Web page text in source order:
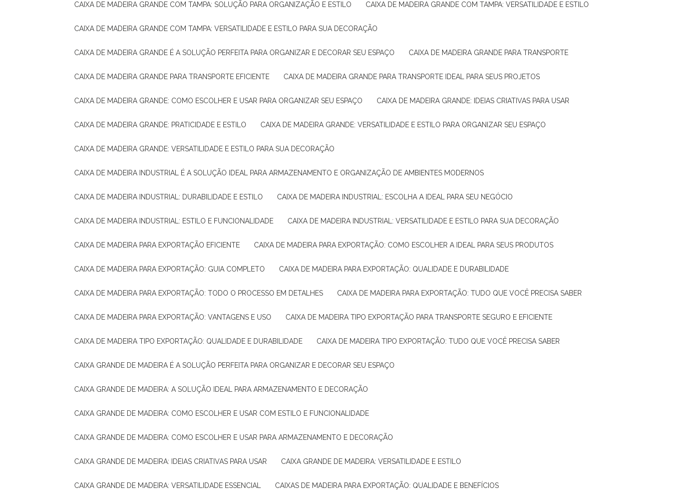
CAIXA DE MADEIRA GRANDE COM TAMPA: SOLUÇÃO PARA ORGANIZAÇÃO E ESTILO CAIXA DE MADEIRA GRANDE COM TAMPA: VERSATILIDADE E ESTILO
CAIXA DE MADEIRA GRANDE COM TAMPA: VERSATILIDADE E ESTILO PARA SUA DECORAÇÃO
CAIXA DE MADEIRA GRANDE É A SOLUÇÃO PERFEITA PARA ORGANIZAR E DECORAR SEU ESPAÇO CAIXA DE MADEIRA GRANDE PARA TRANSPORTE
CAIXA DE MADEIRA GRANDE PARA TRANSPORTE EFICIENTE CAIXA DE MADEIRA GRANDE PARA TRANSPORTE IDEAL PARA SEUS PROJETOS
CAIXA DE MADEIRA GRANDE: COMO ESCOLHER E USAR PARA ORGANIZAR SEU ESPAÇO CAIXA DE MADEIRA GRANDE: IDEIAS CRIATIVAS PARA USAR
CAIXA DE MADEIRA GRANDE: PRATICIDADE E ESTILO CAIXA DE MADEIRA GRANDE: VERSATILIDADE E ESTILO PARA ORGANIZAR SEU ESPAÇO
CAIXA DE MADEIRA GRANDE: VERSATILIDADE E ESTILO PARA SUA DECORAÇÃO
CAIXA DE MADEIRA INDUSTRIAL É A SOLUÇÃO IDEAL PARA ARMAZENAMENTO E ORGANIZAÇÃO DE AMBIENTES MODERNOS
CAIXA DE MADEIRA INDUSTRIAL: DURABILIDADE E ESTILO CAIXA DE MADEIRA INDUSTRIAL: ESCOLHA A IDEAL PARA SEU NEGÓCIO
CAIXA DE MADEIRA INDUSTRIAL: ESTILO E FUNCIONALIDADE CAIXA DE MADEIRA INDUSTRIAL: VERSATILIDADE E ESTILO PARA SUA DECORAÇÃO
CAIXA DE MADEIRA PARA EXPORTAÇÃO EFICIENTE CAIXA DE MADEIRA PARA EXPORTAÇÃO: COMO ESCOLHER A IDEAL PARA SEUS PRODUTOS
CAIXA DE MADEIRA PARA EXPORTAÇÃO: GUIA COMPLETO CAIXA DE MADEIRA PARA EXPORTAÇÃO: QUALIDADE E DURABILIDADE
CAIXA DE MADEIRA PARA EXPORTAÇÃO: TODO O PROCESSO EM DETALHES CAIXA DE MADEIRA PARA EXPORTAÇÃO: TUDO QUE VOCÊ PRECISA SABER
CAIXA DE MADEIRA PARA EXPORTAÇÃO: VANTAGENS E USO CAIXA DE MADEIRA TIPO EXPORTAÇÃO PARA TRANSPORTE SEGURO E EFICIENTE
CAIXA DE MADEIRA TIPO EXPORTAÇÃO: QUALIDADE E DURABILIDADE CAIXA DE MADEIRA TIPO EXPORTAÇÃO: TUDO QUE VOCÊ PRECISA SABER
CAIXA GRANDE DE MADEIRA É A SOLUÇÃO PERFEITA PARA ORGANIZAR E DECORAR SEU ESPAÇO
CAIXA GRANDE DE MADEIRA: A SOLUÇÃO IDEAL PARA ARMAZENAMENTO E DECORAÇÃO
CAIXA GRANDE DE MADEIRA: COMO ESCOLHER E USAR COM ESTILO E FUNCIONALIDADE
CAIXA GRANDE DE MADEIRA: COMO ESCOLHER E USAR PARA ARMAZENAMENTO E DECORAÇÃO
CAIXA GRANDE DE MADEIRA: IDEIAS CRIATIVAS PARA USAR CAIXA GRANDE DE MADEIRA: VERSATILIDADE E ESTILO
CAIXA GRANDE DE MADEIRA: VERSATILIDADE ESSENCIAL CAIXAS DE MADEIRA PARA EXPORTAÇÃO: QUALIDADE E BENEFÍCIOS